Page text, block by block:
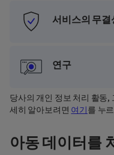
서비스의 무결
연구
당사의 개인 정보 처리 활동,
세히 알아보려면 여기를 누
아동 데이터를